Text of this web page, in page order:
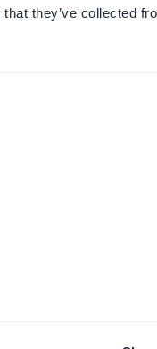
they’ve collected
- Per tutti
lo stesso considerare
le notifiche
informazioni relative
sul vostro
: "Su cosa il mio